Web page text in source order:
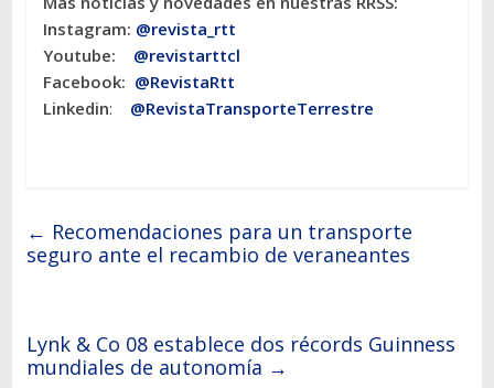
Instagram: @revista_rtt
Youtube: @revistarttcl
Facebook: @RevistaRtt
Linkedin: @RevistaTransporteTerrestre
← Recomendaciones para un transporte
seguro ante el recambio de veraneantes
Lynk & Co 08 establece dos récords Guinness
mundiales de autonomía →